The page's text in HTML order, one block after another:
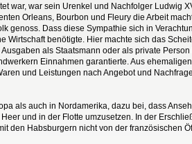
war, war sein Urenkel und Nachfolger Ludwig
Orleans, Bourbon und Fleury die Arbeit
genoss. Dass diese Sympathie sich in
benötigte. Hier machte sich das
als Staatsmann oder als private
Einnahmen garantierte. Aus
und Leistungen nach Angebot und
als auch in Nordamerika, dazu bei, dass
und in der Flotte umzusetzen. In der
den Habsburgern nicht von der französischen